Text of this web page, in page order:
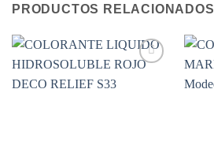
PRODUCTOS RELACIONADOS